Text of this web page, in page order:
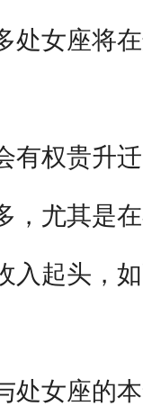
处女座将
有权贵升迁
，尤其是
入起头，
处女座的